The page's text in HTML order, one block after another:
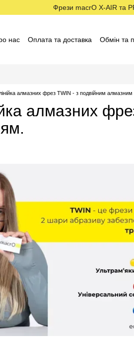
Фрези macrO X-AIR та
нас Оплата та доставка Обмін та
алмазних фрез TWIN - з подвійним алмазним
алмазних